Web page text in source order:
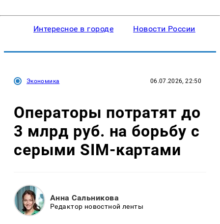
Интересное в городе Новости России
Экономика 06.07.2026, 22:50
Операторы потратят до
3 млрд руб. на борьбу с
серыми SIM-картами
Анна Сальникова
Редактор новостной ленты